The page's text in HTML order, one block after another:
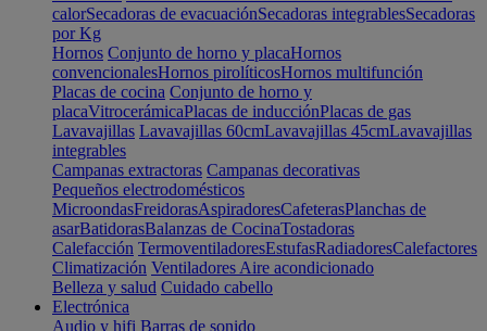
calorSecadoras de evacuaciónSecadoras integrablesSecadoras
por Kg
Hornos Conjunto de horno y placaHornos
convencionalesHornos pirolíticosHornos multifunción
Placas de cocina Conjunto de horno y
placaVitrocerámicaPlacas de inducciónPlacas de gas
Lavavajillas Lavavajillas 60cmLavavajillas 45cmLavavajillas
integrables
Campanas extractoras Campanas decorativas
Pequeños electrodomésticos
MicroondasFreidorasAspiradoresCafeterasPlanchas de
asarBatidorasBalanzas de CocinaTostadoras
Calefacción TermoventiladoresEstufasRadiadoresCalefactores
Climatización Ventiladores Aire acondicionado
Belleza y salud Cuidado cabello
Electrónica
Audio y hifi Barras de sonido